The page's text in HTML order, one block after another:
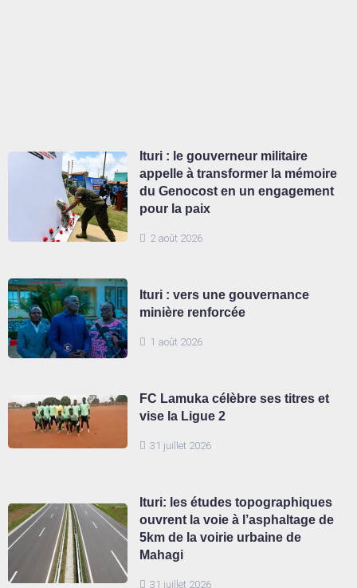
2 août 2026
Ituri : le gouverneur militaire
appelle à transformer la mémoire
du Genocost en un engagement
pour la paix
1 août 2026
Ituri : vers une gouvernance
minière renforcée
31 juillet 2026
FC Lamuka célèbre ses titres et
vise la Ligue 2
31 juillet 2026
Ituri: les études topographiques
ouvrent la voie à l’asphaltage de
5km de la voirie urbaine de
Mahagi